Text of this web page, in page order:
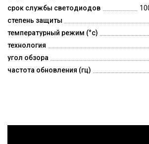
срок службы светодиодов
степень защиты
температурный режим (°c)
технология
угол обзора
частота обновления (гц)